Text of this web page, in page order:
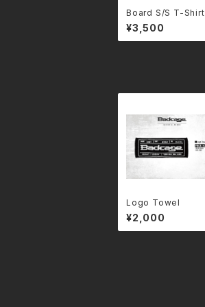
Board S/S T-Shirt
¥3,500
Logo Towel
¥2,000